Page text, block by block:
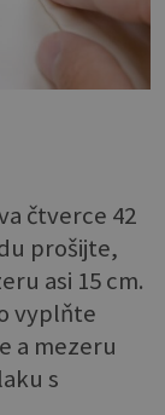
čtverce 42
prošijte,
asi 15 cm.
vyplňte
a mezeru
s